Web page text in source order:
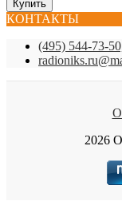
КОНТАКТЫ
(495) 544-73-
О
2026